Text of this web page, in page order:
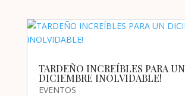
TARDEÑO INCREÍBLES PARA UN
DICIEMBRE INOLVIDABLE!
EVENTOS